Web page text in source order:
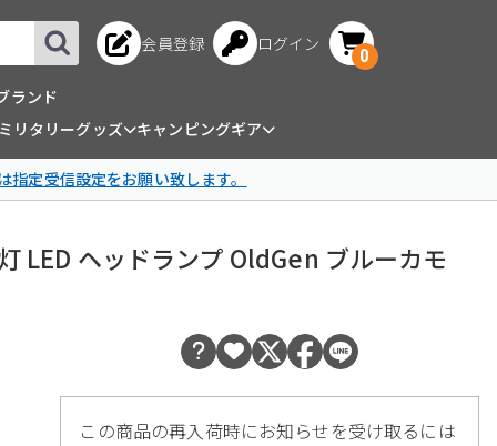
会員登録 ログイン
0
ランド
リタリーグッズ
キャンピングギア
定受信設定をお願い致します。
LED ヘッドランプ OldGen ブルーカモ
この商品の再入荷時にお知らせを受け取るには